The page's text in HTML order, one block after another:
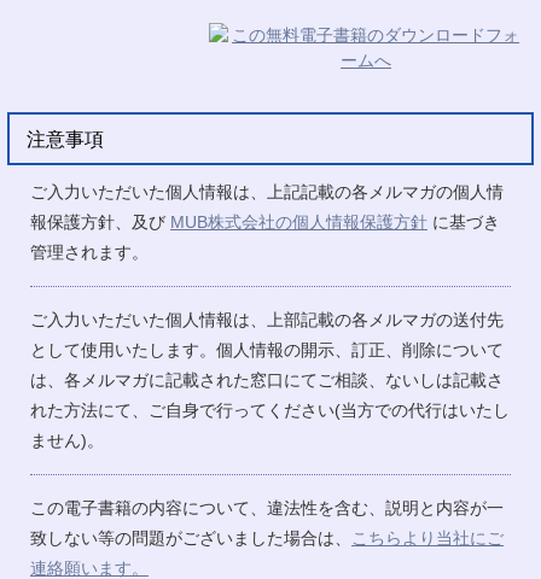
注意事項
ご入力いただいた個人情報は、上記記載の各メルマガの個人情
報保護方針、及び MUB株式会社の個人情報保護方針 に基づき
管理されます。
ご入力いただいた個人情報は、上部記載の各メルマガの送付先
として使用いたします。個人情報の開示、訂正、削除について
は、各メルマガに記載された窓口にてご相談、ないしは記載さ
れた方法にて、ご自身で行ってください(当方での代行はいたし
ません)。
この電子書籍の内容について、違法性を含む、説明と内容が一
致しない等の問題がございました場合は、
こちらより当社にご
連絡願います。